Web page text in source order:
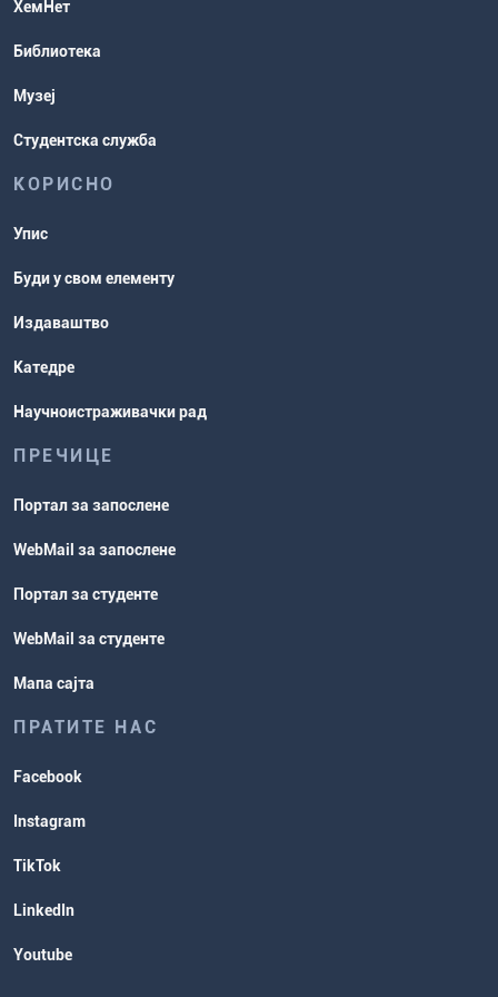
рокови
ХемНет
Библиотека
Музеј
Студентска служба
КОРИСНО
Упис
Буди у свом елементу
Издаваштво
Катедре
Научноистраживачки рад
ПРЕЧИЦЕ
Портал за запослене
WebMail за запослене
Портал за студенте
WebMail за студенте
Мапа сајта
ПРАТИТЕ НАС
Facebook
Instagram
TikTok
LinkedIn
Youtube